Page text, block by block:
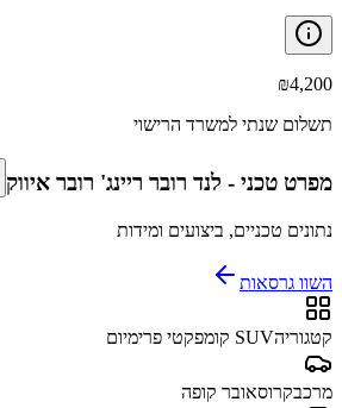
₪4,200
תשלום שנתי למשרד הרישוי
מפרט טכני - לנד רובר ריינג' רובר איווק
נתונים טכניים, ביצועים ומידות
השוו גרסאות
קטגוריהSUV קומפקטי פרימיום
מרכבקרוסאובר קופה